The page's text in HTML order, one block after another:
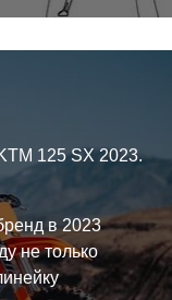
части бёдер
систем
но и
занять более
положение на
125 SX 2023.
в 2023
не только